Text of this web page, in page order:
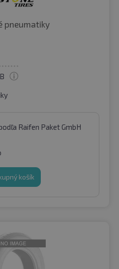
pneumatiky
Raifen Paket GmbH
košík